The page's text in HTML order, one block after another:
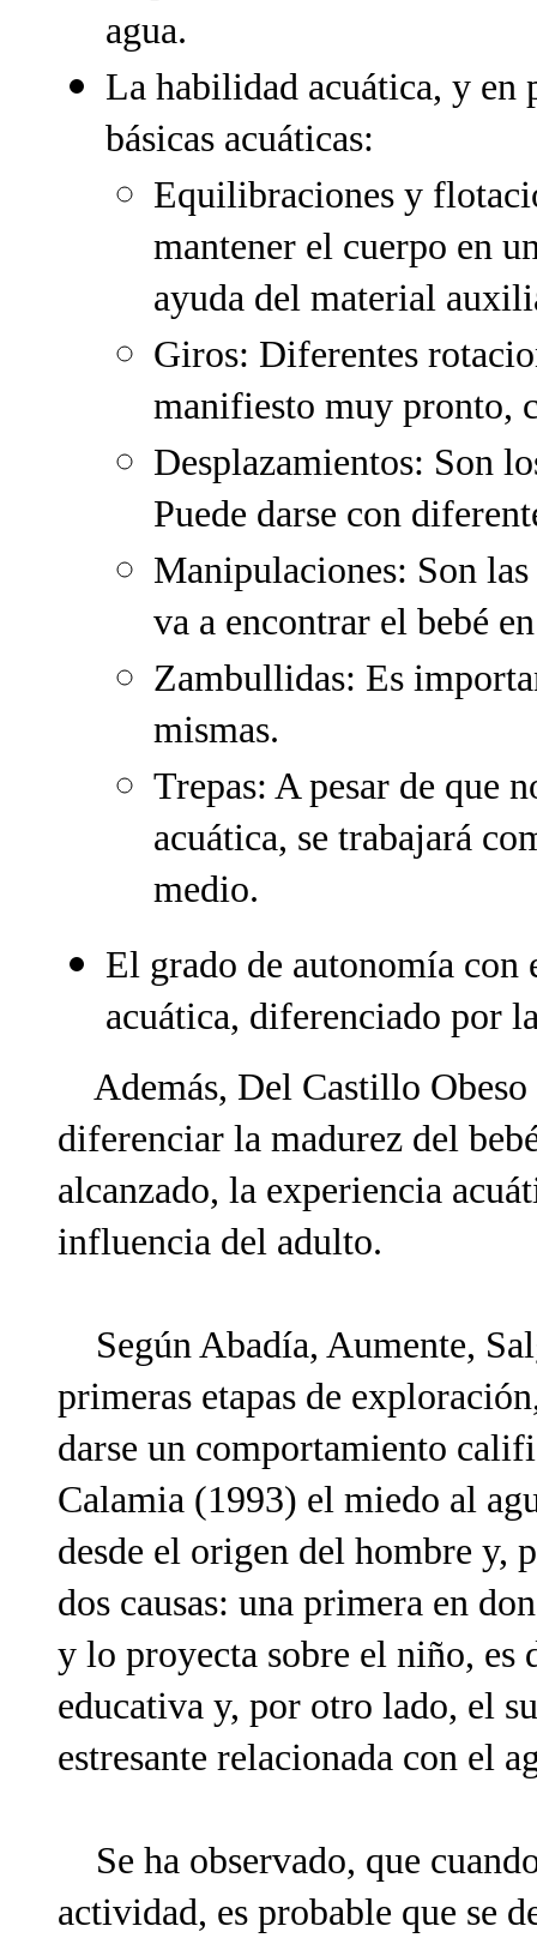
agua.
La habilidad acuática, y en
básicas acuáticas:
Equilibraciones y
mantener el cuerpo en
ayuda del material
Giros: Diferentes
manifiesto muy pronto,
Desplazamientos: Son
Puede darse con
Manipulaciones: Son
va a encontrar el bebé
Zambullidas: Es
mismas.
Trepas: A pesar de que
acuática, se trabajará
medio.
El grado de autonomía con
acuática, diferenciado por
Además, Del Castillo Obeso
diferenciar la madurez del
alcanzado, la experiencia
influencia del adulto.
Según Abadía, Aumente,
primeras etapas de
darse un comportamiento
Calamia (1993) el miedo al
desde el origen del hombre y,
dos causas: una primera en
y lo proyecta sobre el niño, es
educativa y, por otro lado, el
estresante relacionada con el
Se ha observado, que
actividad, es probable que se